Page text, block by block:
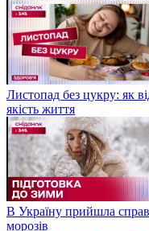
Листопад без цукру: як
якість життя
В Україну прийшла
морозів